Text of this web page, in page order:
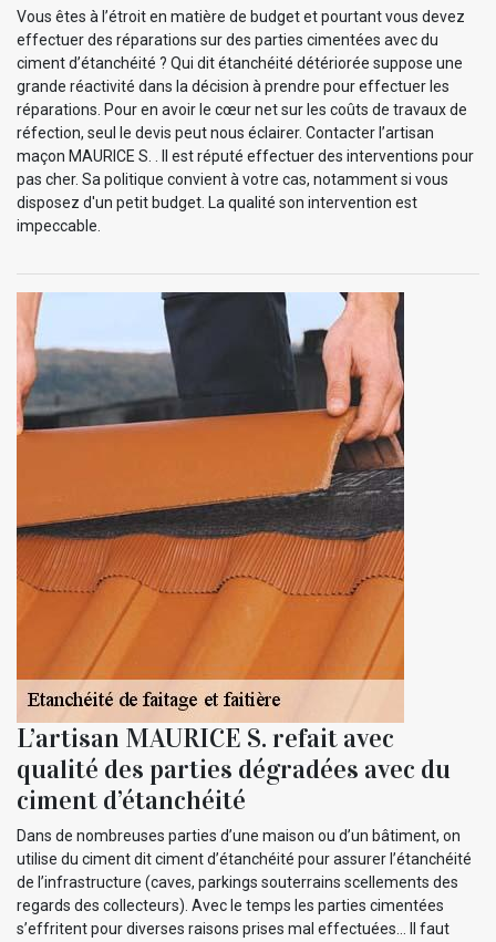
Vous êtes à l’étroit en matière de budget et pourtant vous devez
effectuer des réparations sur des parties cimentées avec du
ciment d’étanchéité ? Qui dit étanchéité détériorée suppose une
grande réactivité dans la décision à prendre pour effectuer les
réparations. Pour en avoir le cœur net sur les coûts de travaux de
réfection, seul le devis peut nous éclairer. Contacter l’artisan
maçon MAURICE S. . Il est réputé effectuer des interventions pour
pas cher. Sa politique convient à votre cas, notamment si vous
disposez d'un petit budget. La qualité son intervention est
impeccable.
L’artisan MAURICE S. refait avec
qualité des parties dégradées avec du
ciment d’étanchéité
Dans de nombreuses parties d’une maison ou d’un bâtiment, on
utilise du ciment dit ciment d’étanchéité pour assurer l’étanchéité
de l’infrastructure (caves, parkings souterrains scellements des
regards des collecteurs). Avec le temps les parties cimentées
s’effritent pour diverses raisons prises mal effectuées… Il faut